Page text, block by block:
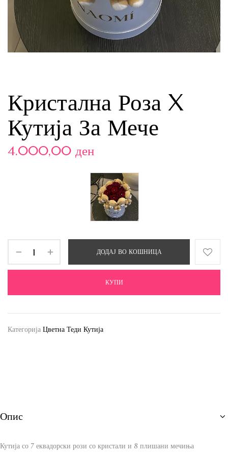
Кристална Роза X
Кутија За Мече
4.000,00 ден
ДОДАЈ ВО КОШНИЦА
КУПИ
Категорија Цветна Теди Кутија
Опис
Кутија со 7 еквадорски рози со кристали и 8 плишани мечиња